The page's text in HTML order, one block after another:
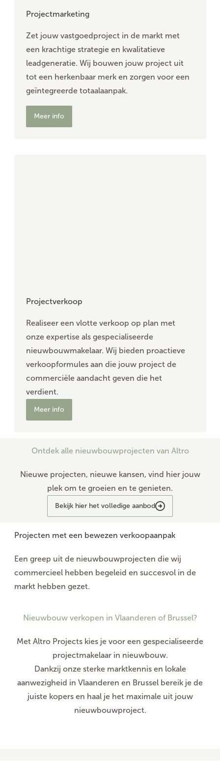
Projectmarketing
Zet jouw vastgoedproject in de markt met
een krachtige strategie en kwalitatieve
leadgeneratie. Wij bouwen jouw project uit
tot een herkenbaar merk en zorgen voor een
geïntegreerde totaalaanpak.
Meer info
Projectverkoop
Realiseer een vlotte verkoop op plan met
onze expertise als gespecialiseerde
nieuwbouwmakelaar. Wij bieden proactieve
verkoopformules aan die jouw project de
commerciële aandacht geven die het
verdient.
Meer info
Ontdek alle nieuwbouwprojecten van Altro
Nieuwe projecten, nieuwe kansen, vind hier jouw
plek om te groeien en te genieten.
Bekijk hier het volledige aanbod
Projecten met een bewezen verkoopaanpak
Een greep uit de nieuwbouwprojecten die wij
commercieel hebben begeleid en succesvol in de
markt hebben gezet.
Nieuwbouw verkopen in Vlaanderen of Brussel?
Met Altro Projects kies je voor een gespecialiseerde
projectmakelaar in nieuwbouw.
Dankzij onze sterke marktkennis en lokale
aanwezigheid in Vlaanderen en Brussel bereik je de
juiste kopers en haal je het maximale uit jouw
nieuwbouwproject.